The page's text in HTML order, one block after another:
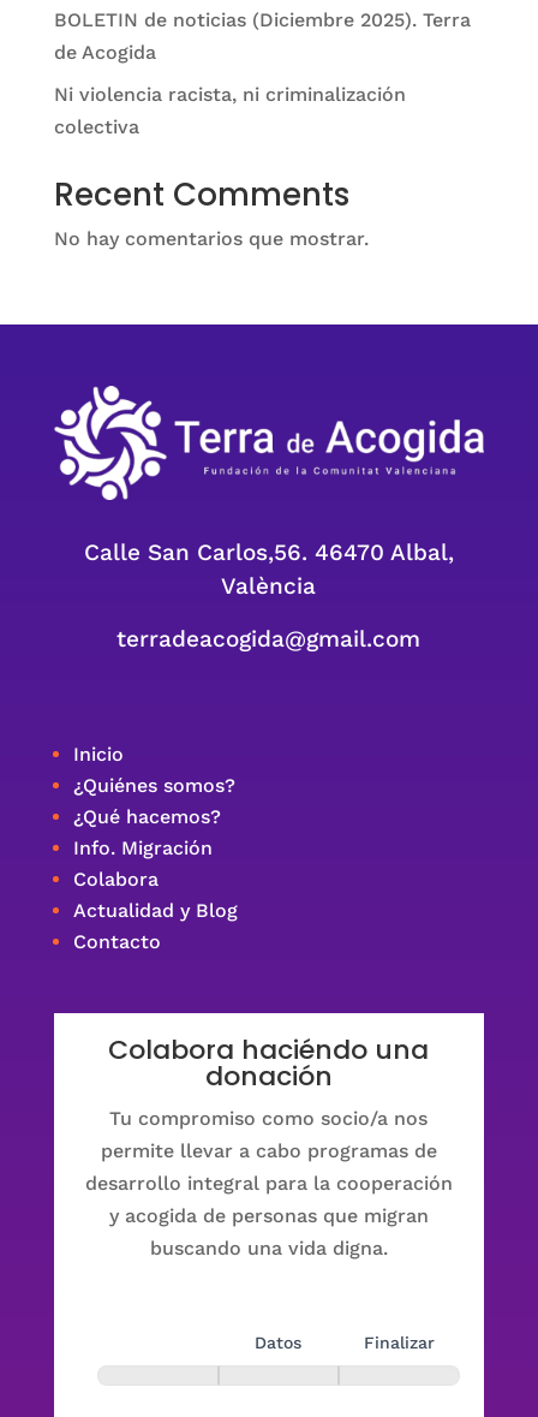
BOLETIN de noticias (Diciembre 2025). Terra
de Acogida
Ni violencia racista, ni criminalización
colectiva
Recent Comments
No hay comentarios que mostrar.
Calle San Carlos,56. 46470 Albal,
València
terradeacogida@gmail.com
Inicio
¿Quiénes somos?
¿Qué hacemos?
Info. Migración
Colabora
Actualidad y Blog
Contacto
Colabora haciéndo una
donación
Tu compromiso como socio/a nos
permite llevar a cabo programas de
desarrollo integral para la cooperación
y acogida de personas que migran
buscando una vida digna.
Datos Finalizar